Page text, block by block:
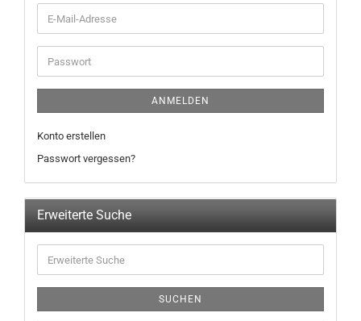
ANMELDEN
Konto erstellen
Passwort vergessen?
Erweiterte Suche
SUCHEN